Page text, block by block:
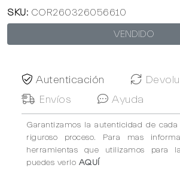
SKU: COR260326056610
VENDIDO
Autenticación
Envíos
Ayuda
Garantizamos la autenticidad de
riguroso proceso. Para mas
herramientas que utilizamos para
puedes verlo AQUÍ